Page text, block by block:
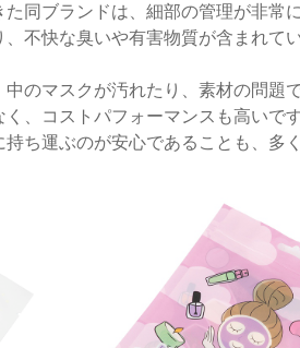
同ブランドは、細部の管理が非常
不快な臭いや有害物質が含まれて
のマスクが汚れたり、素材の問題
、コストパフォーマンスも高いで
ち運ぶのが安心であることも、多